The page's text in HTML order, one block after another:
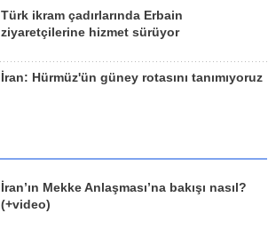
Türk ikram çadırlarında Erbain
ziyaretçilerine hizmet sürüyor
İran: Hürmüz'ün güney rotasını tanımıyoruz
İran’ın Mekke Anlaşması’na bakışı nasıl?
(+video)